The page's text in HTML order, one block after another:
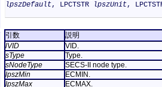
lpszDefault, LPCTSTR lpszUnit,
引数
説明
lVID
VID.
sType
Type.
sNodeType
SECS-II node type.
lpszMin
ECMIN.
lpszMax
ECMAX.